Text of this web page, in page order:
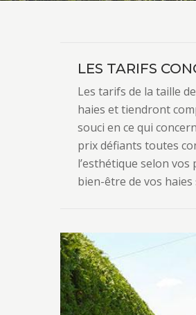
LES TARIFS
Les tarifs de la taille
haies et tiendront
souci en ce qui
prix défiants toutes
l’esthétique selon
bien-être de vos haies